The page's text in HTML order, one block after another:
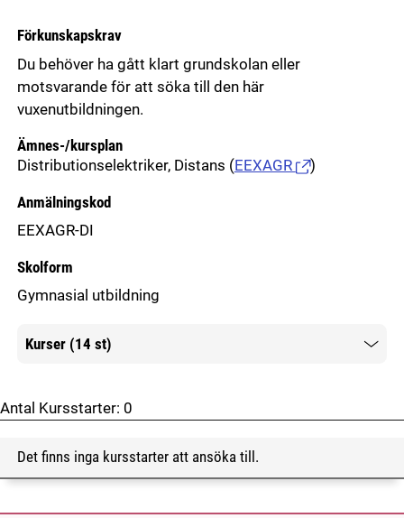
Förkunskapskrav
Du behöver ha gått klart grundskolan eller
motsvarande för att söka till den här
vuxenutbildningen.
Ämnes-/kursplan
Distributionselektriker, Distans ( EEXAGR )
Anmälningskod
EEXAGR-DI
Skolform
Gymnasial utbildning
Kurser (14 st)
Mer information
Antal Kursstarter: 0
Det finns inga kursstarter att ansöka till.